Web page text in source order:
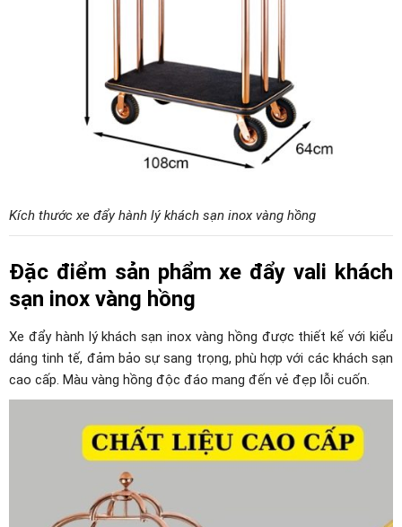
Kích thước xe đẩy hành lý khách sạn inox vàng hồng
Đặc điểm sản phẩm xe đẩy vali khách
sạn inox vàng hồng
Xe đẩy hành lý khách sạn inox vàng hồng được thiết kế với kiểu
dáng tinh tế, đảm bảo sự sang trọng, phù hợp với các khách sạn
cao cấp. Màu vàng hồng độc đáo mang đến vẻ đẹp lỗi cuốn.